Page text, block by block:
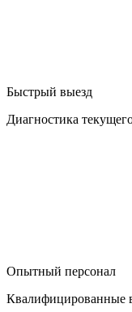
Быстрый выезд
Диагностика
Опытный персонал
Квалифицированные